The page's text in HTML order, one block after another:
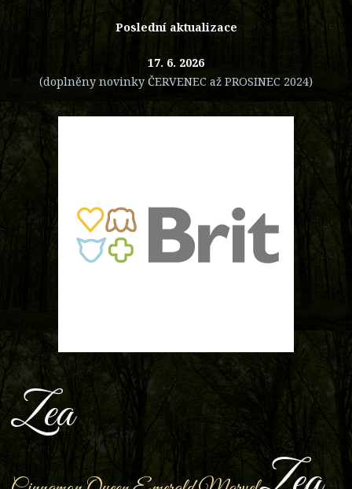
Poslední aktualizace
17. 6. 2026
(doplněny novinky ČERVENEC až PROSINEC 2024)
Zea